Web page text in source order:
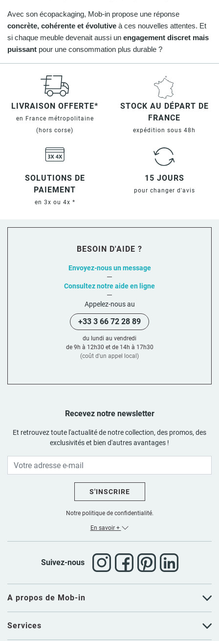
Avec son écopackaging, Mob-in propose une réponse
concrète, cohérente et évolutive à ces nouvelles attentes. Et
si chaque meuble devenait aussi un engagement discret mais
puissant pour une consommation plus durable ?
LIVRAISON OFFERTE*
en France métropolitaine
(hors corse)
STOCK AU DÉPART DE
FRANCE
expédition sous 48h
SOLUTIONS DE
PAIEMENT
en 3x ou 4x *
15 JOURS
pour changer d'avis
A propos de Mob-in
Services
Recevez notre newsletter
Et retrouvez toute l'actualité de notre collection, des promos, des
exclusivités et bien d'autres avantages !
S'INSCRIRE
Notre politique de confidentialité.
En savoir +
Suivez-nous
BESOIN D'AIDE ?
Envoyez-nous un message
Consultez notre aide en ligne
Appelez-nous au
+33 3 66 72 28 89
du lundi au vendredi
de 9h à 12h30 et de 14h à 17h30
(coût d'un appel local)